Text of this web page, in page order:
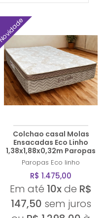
Novidade
Colchao casal Molas
Ensacadas Eco Linho
1,38x1,88x0,32m Paropas
Paropas Eco linho
R$ 1.475,00
Em até 10xde R$
147,50 sem juros